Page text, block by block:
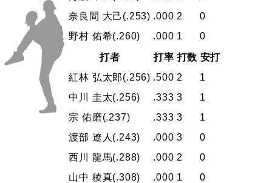
奈良間 大己 (.253) .000 2
0
野村 佑希(.260) .000 1 0
打者 打率 打数 安打
紅林 弘太郎(.256) .500 2
1
中川 圭太(.256) .333 3
1
宗 佑磨(.237) .333 3
1
渡部 遼人 (.243) .000 3
0
西川 龍馬(.288) .000 2
0
山中 稜真(.308) .000 1
0